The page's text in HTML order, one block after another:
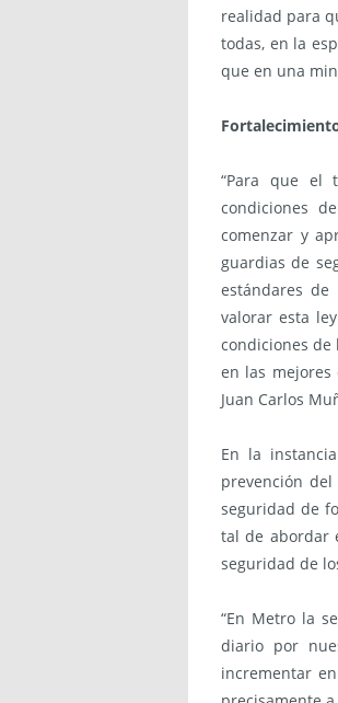
realidad para
todas, en la
que en una
“Para que el
condiciones
comenzar y
guardias de
estándares
valorar esta
condiciones de
en las mejores
Juan Carlos
En la
prevención
seguridad de
tal de abordar
seguridad de
“En Metro la
diario por
incrementar